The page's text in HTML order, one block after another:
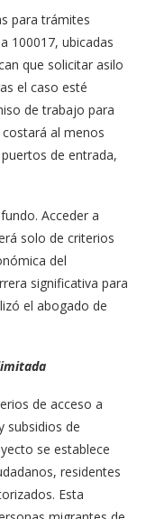
para trámites
100017, ubicadas
que solicitar asilo
el caso esté
de trabajo para
al menos
de entrada,
Acceder a
solo de criterios
del
significativa para
el abogado de
de acceso a
subsidios de
se establece
residentes
Esta